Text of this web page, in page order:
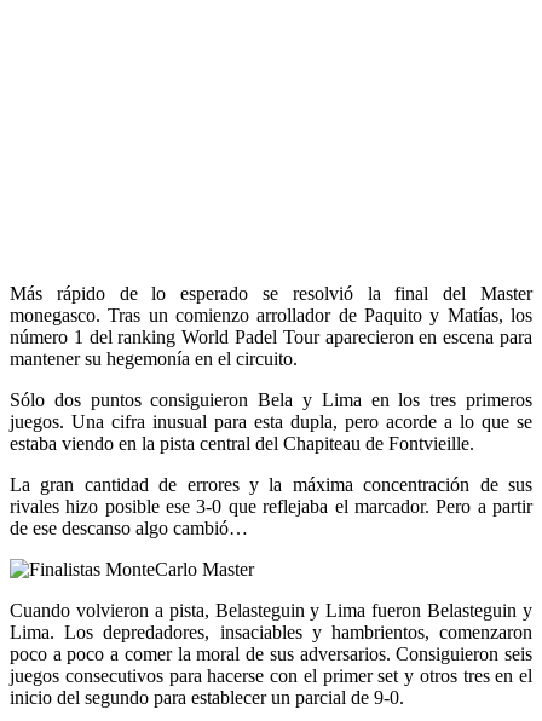
Más rápido de lo esperado se resolvió la final del Master
monegasco. Tras un comienzo arrollador de Paquito y Matías, los
número 1 del ranking World Padel Tour aparecieron en escena para
mantener su hegemonía en el circuito.
Sólo dos puntos consiguieron Bela y Lima en los tres primeros
juegos. Una cifra inusual para esta dupla, pero acorde a lo que se
estaba viendo en la pista central del Chapiteau de Fontvieille.
La gran cantidad de errores y la máxima concentración de sus
rivales hizo posible ese 3-0 que reflejaba el marcador. Pero a partir
de ese descanso algo cambió…
Cuando volvieron a pista, Belasteguin y Lima fueron Belasteguin y
Lima. Los depredadores, insaciables y hambrientos, comenzaron
poco a poco a comer la moral de sus adversarios. Consiguieron seis
juegos consecutivos para hacerse con el primer set y otros tres en el
inicio del segundo para establecer un parcial de 9-0.